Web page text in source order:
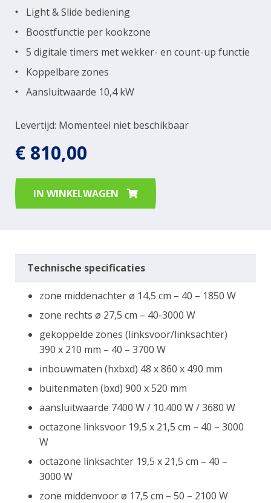
Levertijd: Momenteel niet beschikbaar
Light & Slide bediening
Boostfunctie per kookzone
5 digitale timers met wekker- en count-up functie
Koppelbare zones
Aansluitwaarde 10,4 kW
€ 810,00
IN WINKELWAGEN
Technische specificaties
zone middenachter ø 14,5 cm – 40 – 1850 W
zone rechts ø 27,5 cm – 40-3000 W
gekoppelde zones (linksvoor/linksachter)
390 x 210 mm – 40 – 3700 W
inbouwmaten (hxbxd) 48 x 860 x 490 mm
buitenmaten (bxd) 900 x 520 mm
aansluitwaarde 7400 W / 10.400 W / 3680 W
octazone linksvoor 19,5 x 21,5 cm – 40 – 3000
W
octazone linksachter 19,5 x 21,5 cm – 40 –
3000 W
zone middenvoor ø 17,5 cm – 50 – 2100 W